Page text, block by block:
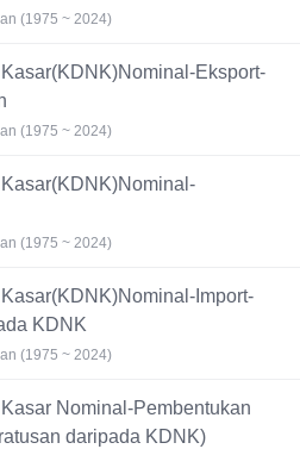
(1975 ~ 2024)
Eksport-
(1975 ~ 2024)
(1975 ~ 2024)
Import-
KDNK
(1975 ~ 2024)
Nominal-Pembentukan
daripada KDNK)